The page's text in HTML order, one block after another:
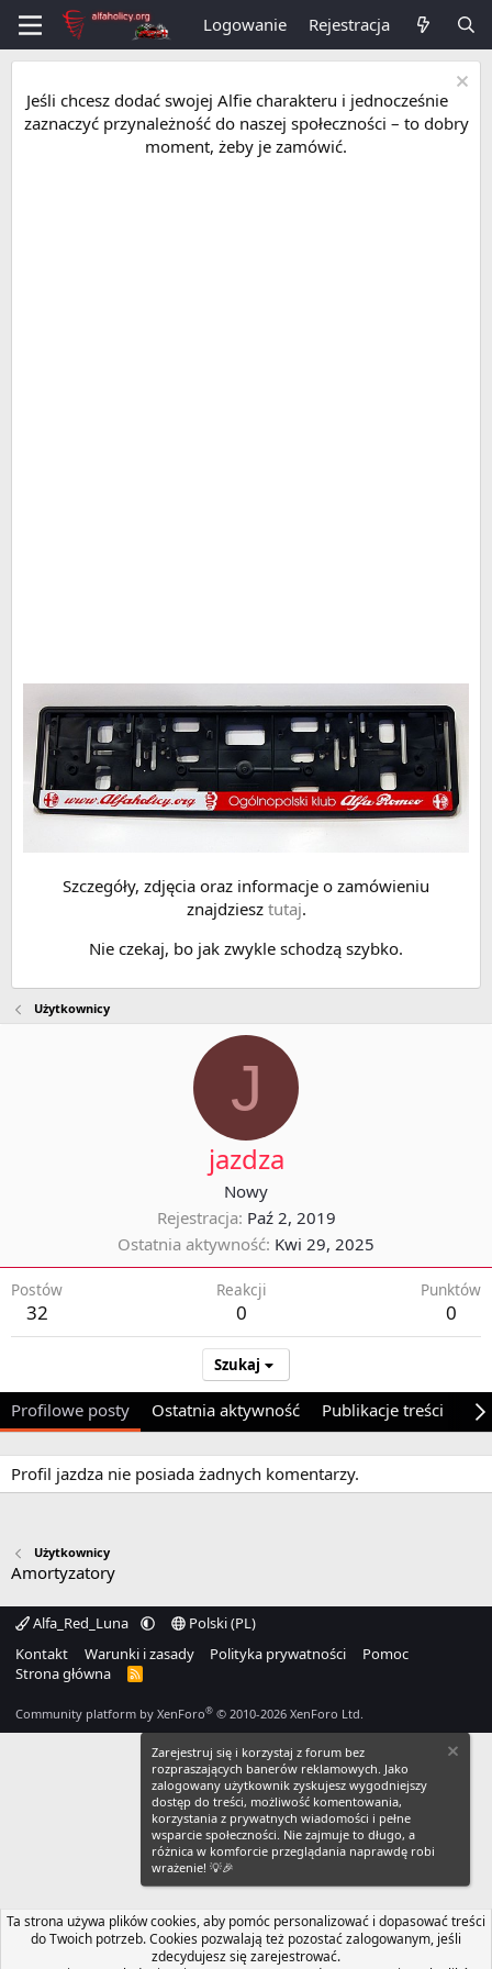
Logowanie Rejestracja
Jeśli chcesz dodać swojej Alfie charakteru i jednocześnie
zaznaczyć przynależność do naszej społeczności – to dobry
moment, żeby je zamówić.
Szczegóły, zdjęcia oraz informacje o zamówieniu
znajdziesz tutaj.
Nie czekaj, bo jak zwykle schodzą szybko.
Użytkownicy
J
jazdza
Nowy
Rejestracja Paź 2, 2019
Ostatnia aktywność Kwi 29, 2025
Postów
32
Reakcji
0
Punktów
0
Szukaj
Profilowe posty Ostatnia aktywność Publikacje treści O
Profil jazdza nie posiada żadnych komentarzy.
Użytkownicy
Amortyzatory
Alfa_Red_Luna
Polski (PL)
Kontakt
Warunki i zasady Polityka prywatności
Pomoc
Strona główna
R
Community platform by XenForo® © 2010-2026 XenForo Ltd.
Zarejestruj się i korzystaj z forum bez
rozpraszających banerów reklamowych. Jako
zalogowany użytkownik zyskujesz wygodniejszy
dostęp do treści, możliwość komentowania,
korzystania z prywatnych wiadomości i pełne
wsparcie społeczności. Nie zajmuje to długo, a
różnica w komforcie przeglądania naprawdę robi
wrażenie! 💡🎉
Ta strona używa plików cookies, aby pomóc personalizować i dopasować treści
do Twoich potrzeb. Cookies pozwalają też pozostać zalogowanym, jeśli
zdecydujesz się zarejestrować.